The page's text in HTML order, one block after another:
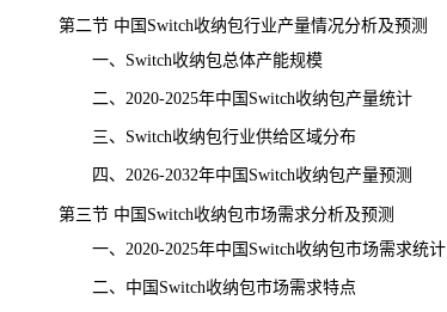
第二节 中国Switch收纳包行业产量情况分析及预测
一、Switch收纳包总体产能规模
二、2020-2025年中国Switch收纳包产量统计
三、Switch收纳包行业供给区域分布
四、2026-2032年中国Switch收纳包产量预测
第三节 中国Switch收纳包市场需求分析及预测
一、2020-2025年中国Switch收纳包市场需求统计
二、中国Switch收纳包市场需求特点